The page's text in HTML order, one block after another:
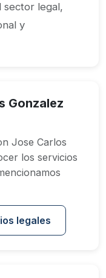
sector legal,
y
Gonzalez
Jose Carlos
los servicios
legales